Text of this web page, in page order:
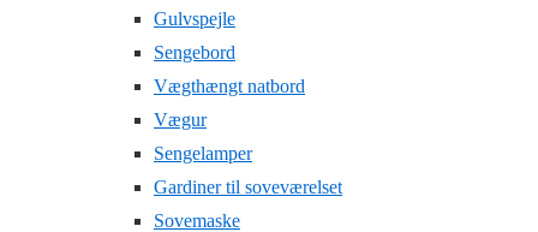
Gulvspejle
Sengebord
Vægthængt natbord
Vægur
Sengelamper
Gardiner til soveværelset
Sovemaske